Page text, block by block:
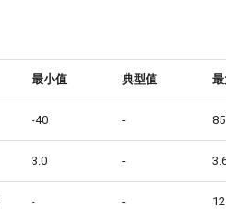
最小值 典型值
-40 - 85
3.0 -
- - 12